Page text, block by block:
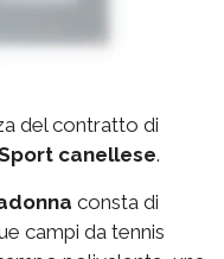
del contratto di
canellese.
consta di
campi da tennis